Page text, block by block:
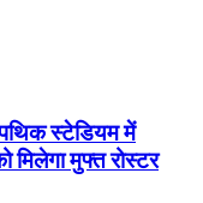
स्टेडियम में
मिलेगा मुफ्त रोस्टर